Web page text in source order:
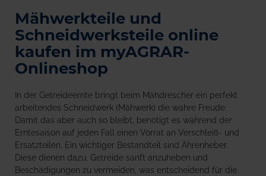
Mähwerkteile und
Schneidwerksteile online
kaufen im myAGRAR-
Onlineshop
In der Getreideernte bringt beim Mähdrescher ein perfekt
arbeitendes Schneidwerk (Mähwerk) die wahre Freude.
Damit das aber auch so bleibt, benötigt es während der
Erntesaison auf jeden Fall einen Vorrat an Verschleiß- und
Ersatzteilen. Ein wichtiger Bestandteil sind Ährenheber.
Diese dienen dazu, Getreide sanft anzuheben und
Beschädigungen zu vermeiden, was entscheidend für die